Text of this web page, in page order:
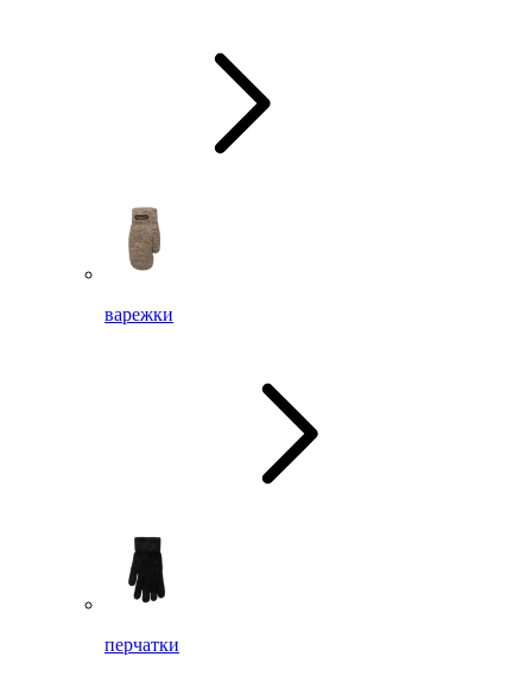
варежки
перчатки